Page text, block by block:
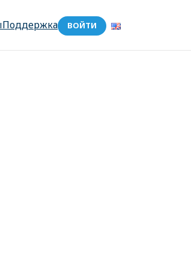
Поддержка ВОЙТИ